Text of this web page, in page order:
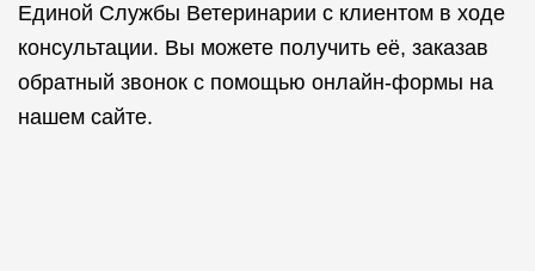
Единой Службы Ветеринарии с клиентом в ходе
консультации. Вы можете получить её, заказав
обратный звонок с помощью онлайн-формы на
нашем сайте.